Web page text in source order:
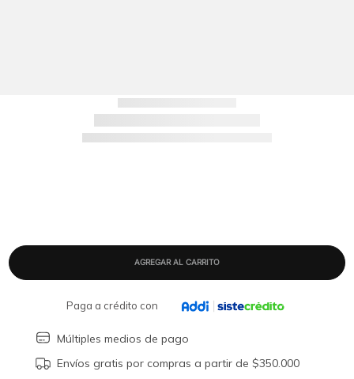
Paga a crédito con
Múltiples medios de pago
Envíos gratis por compras a partir de $350.000